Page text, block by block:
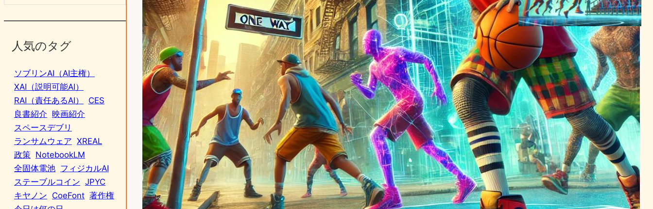
人気のタグ
ソブリンAI（AI主権）
XAI（説明可能AI）
RAI（責任あるAI）
CES
良書紹介 映画紹介
スペースデブリ
ランサムウェア XREAL
政策 NotebookLM
全固体電池 フィジカルAI
ステーブルコイン JPYC
キヤノン CoeFont 著作権
VRバスケットボール革新！
「Blacktop Hoops」が2024
年春に登場
VR/ARニュース
2024年2月17日4:58
「Racket Club」無料アップ
デートで新コート登場！VR
スポーツゲームがさらに進化
VR/ARニュース
2024年5月9日0:18
VR革命の新星「Dead
Hook」、複数プラットフォ
ームでのリリース決定！
VR/ARニュース